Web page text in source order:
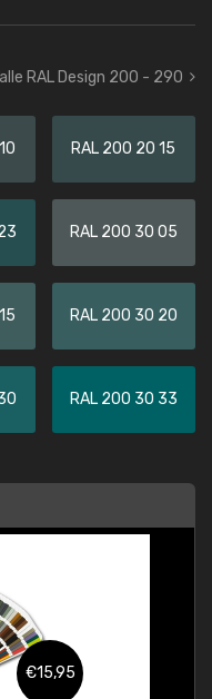
alle RAL Design 200 - 290
RAL 200 20 15
RAL 200 30 05
RAL 200 30 20
RAL 200 30 33
€15,95